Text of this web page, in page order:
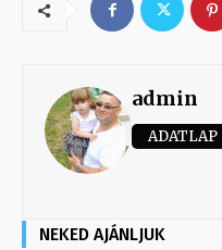
admin
ADATLAP
NEKED AJÁNLJUK